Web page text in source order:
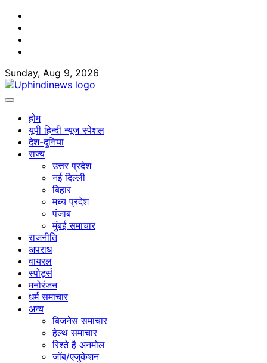
Skip
content
Sunday, Aug 9, 2026
होम
यूपी हिन्दी न्यूज स्पेशल
देश-दुनिया
राज्य
उत्तर प्रदेश
नई दिल्ली
बिहार
मध्य प्रदेश
पंजाब
मुंबई समाचार
राजनीति
अपराध
वायरल
स्पोर्ट्स
मनोरंजन
धर्म समाचार
अन्य
बिजनेस समाचार
हेल्थ समाचार
रिश्ते है अनमोल
जॉब/एजुकेशन